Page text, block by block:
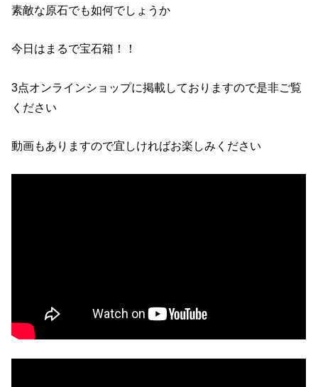
素敵な原石でも如何でしょうか
今日はまるで宝石箱！！
3点オンラインショップに掲載しておりますので是非ご覧
ください
動画もありますので宜しければお楽しみください